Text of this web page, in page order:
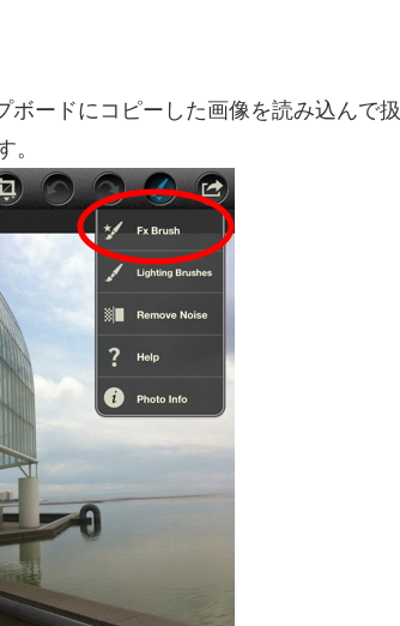
ードにコピーした画像を読み込んで扱
。